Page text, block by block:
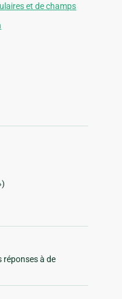
et de champs
réponses à de